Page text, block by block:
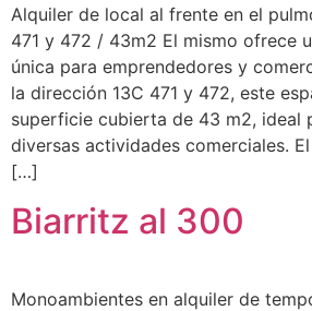
Alquiler de local al frente en el
471 y 472 / 43m2 El mismo ofrece
única para emprendedores y
la dirección 13C 471 y 472, este
superficie cubierta de 43 m2, ideal
diversas actividades comerciales.
[…]
Biarritz al 300
Monoambientes en alquiler de